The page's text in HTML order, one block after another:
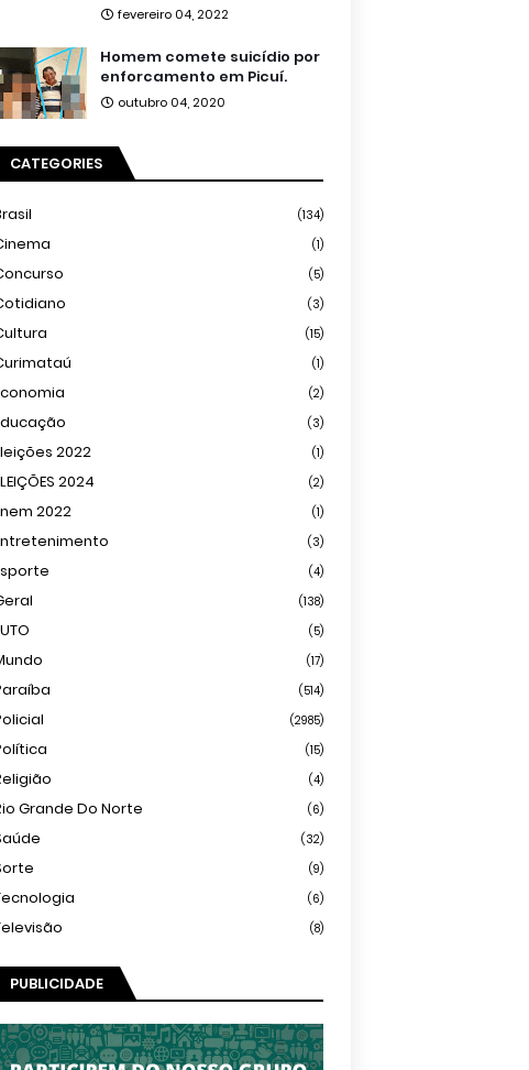
fevereiro 04, 2022
Homem comete suicídio por
enforcamento em Picuí.
outubro 04, 2020
CATEGORIES
(134)
(1)
(5)
(3)
(15)
(1)
(2)
(3)
2022 (1)
2024 (2)
2022 (1)
(3)
(4)
(138)
(5)
(17)
(514)
(2985)
(15)
(4)
Grande Do Norte (6)
(32)
(9)
(6)
(8)
PUBLICIDADE